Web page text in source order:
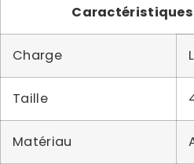
Charge
Taille
Matériau